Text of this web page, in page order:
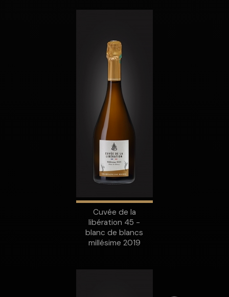
Cuvée de la
libération 45 -
blanc de blancs
millésime 2019